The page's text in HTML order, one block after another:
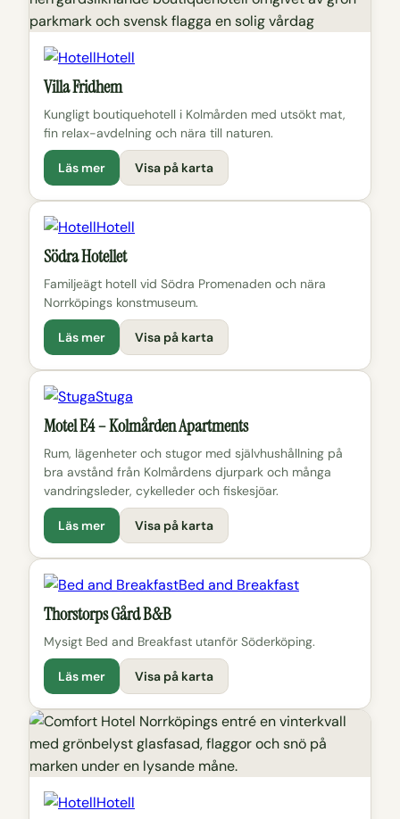
Hotell
Villa Fridhem
Kungligt boutiquehotell i Kolmården med utsökt mat,
fin relax-avdelning och nära till naturen.
Läs mer Visa på karta
Hotell
Södra Hotellet
Familjeägt hotell vid Södra Promenaden och nära
Norrköpings konstmuseum.
Läs mer Visa på karta
Stuga
Motel E4 – Kolmården Apartments
Rum, lägenheter och stugor med självhushållning på
bra avstånd från Kolmårdens djurpark och många
vandringsleder, cykelleder och fiskesjöar.
Läs mer Visa på karta
Bed and Breakfast
Thorstorps Gård B&B
Mysigt Bed and Breakfast utanför Söderköping.
Läs mer Visa på karta
Hotell